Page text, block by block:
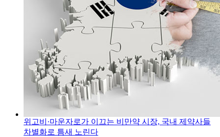
위고비·마운자로가 이끄는 비만약 시장, 국내 제약사들
차별화로 틈새 노린다